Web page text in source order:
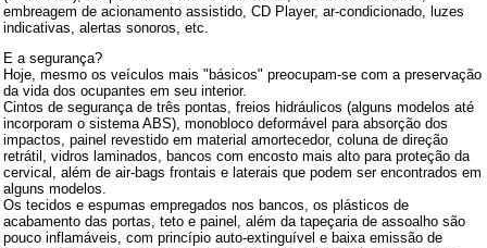
embreagem de acionamento assistido, CD Player, ar-condicionado, luzes
indicativas, alertas sonoros, etc.
E a segurança?
Hoje, mesmo os veículos mais "básicos" preocupam-se com a preservação
da vida dos ocupantes em seu interior.
Cintos de segurança de três pontas, freios hidráulicos (alguns modelos até
incorporam o sistema ABS), monobloco deformável para absorção dos
impactos, painel revestido em material amortecedor, coluna de direção
retrátil, vidros laminados, bancos com encosto mais alto para proteção da
cervical, além de air-bags frontais e laterais que podem ser encontrados em
alguns modelos.
Os tecidos e espumas empregados nos bancos, os plásticos de
acabamento das portas, teto e painel, além da tapeçaria de assoalho são
pouco inflamáveis, com princípio auto-extinguível e baixa emissão de